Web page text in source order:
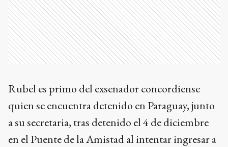
Rubel es primo del exsenador concordiense
quien se encuentra detenido en Paraguay, junto
a su secretaria, tras detenido el 4 de diciembre
en el Puente de la Amistad al intentar ingresar a